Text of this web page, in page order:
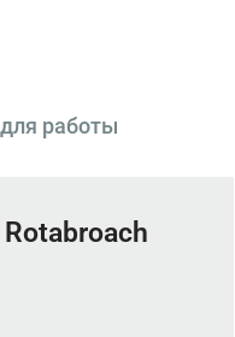
работы